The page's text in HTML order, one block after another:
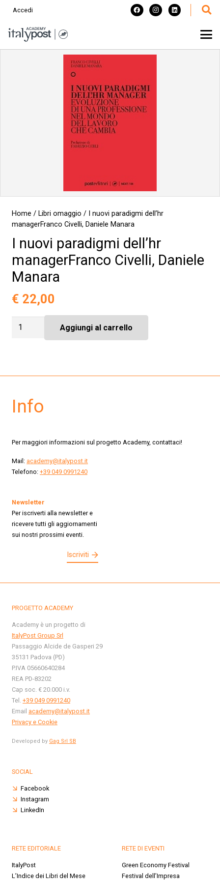
Accedi
Home / Libri omaggio / I nuovi paradigmi dell’hr
managerFranco Civelli, Daniele Manara
I nuovi paradigmi dell’hr
managerFranco Civelli, Daniele
Manara
€ 22,00
nuovi
Manara
Aggiungi al carrello
Info
Per maggiori informazioni sul progetto Academy, contattaci!
Mail: academy@italypost.it
Telefono: +39 049 0991240
Newsletter
Per iscriverti alla newsletter e
ricevere tutti gli aggiornamenti
sui nostri prossimi eventi.
Iscriviti
PROGETTO ACADEMY
Academy è un progetto di
ItalyPost Group Srl
Passaggio Alcide de Gasperi 29
35131 Padova (PD)
P.IVA 05660640284
REA PD-83202
Cap soc. € 20.000 i.v.
Tel. +39 049 0991240
Email academy@italypost.it
Privacy e Cookie
Developed by Gag Srl SB
SOCIAL
Facebook
Instagram
LinkedIn
RETE EDITORIALE
ItalyPost
L’Indice dei Libri del Mese
RETE DI EVENTI
Green Economy Festival
Festival dell’Impresa